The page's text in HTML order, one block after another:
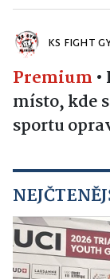
KS FIGHT
Premium •
místo, kde
sportu